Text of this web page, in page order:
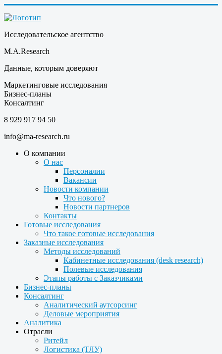
Исследовательское агентство
M.A.Research
Данные, которым доверяют
Маркетинговые исследования
Бизнес-планы
Консалтинг
8 929 917 94 50
info@ma-research.ru
О компании
О нас
Персоналии
Вакансии
Новости компании
Что нового?
Новости партнеров
Контакты
Готовые исследования
Что такое готовые исследования
Заказные исследования
Методы исследований
Кабинетные исследования (desk research)
Полевые исследования
Этапы работы с Заказчиками
Бизнес-планы
Консалтинг
Аналитический аутсорсинг
Деловые мероприятия
Аналитика
Отрасли
Ритейл
Логистика (ТЛУ)